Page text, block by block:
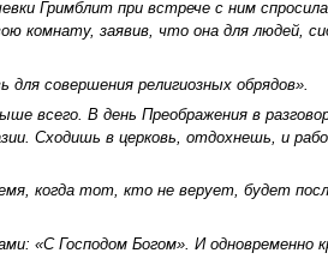
Гримблит при встрече с ним
комнату, заявив, что она для людей,
совершения религиозных обрядов».
всего. В день Преображения в
Сходишь в церковь, отдохнешь, и
когда тот, кто не верует, будет
«С Господом Богом». И